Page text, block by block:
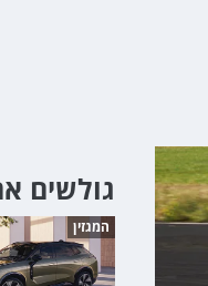
גולשים
המגזין